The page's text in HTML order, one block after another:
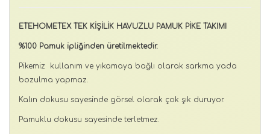
ETEHOMETEX TEK KİŞİLİK HAVUZLU PAMUK PİKE TAKIMI
%100 Pamuk ipliğinden üretilmektedir.
Pikemiz kullanım ve yıkamaya bağlı olarak sarkma yada
bozulma yapmaz.
Kalın dokusu sayesinde görsel olarak çok şık duruyor.
Pamuklu dokusu sayesinde terletmez.